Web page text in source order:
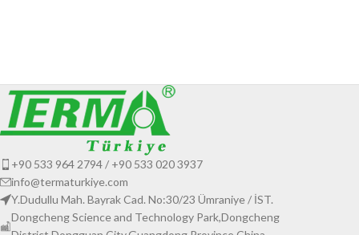
+90 533 964 2794 / +90 533 020 3937
info@termaturkiye.com
Y.Dudullu Mah. Bayrak Cad. No:30/23 Ümraniye / İST.
Dongcheng Science and Technology Park,Dongcheng